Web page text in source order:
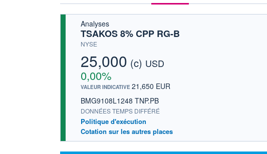
Analyses
TSAKOS 8% CPP RG-B
NYSE
25,000 (c) USD
0,00%
VALEUR INDICATIVE 21,650 EUR
BMG9108L1248 TNP.PB
DONNÉES TEMPS DIFFÉRÉ
Politique d'exécution
Cotation sur les autres places